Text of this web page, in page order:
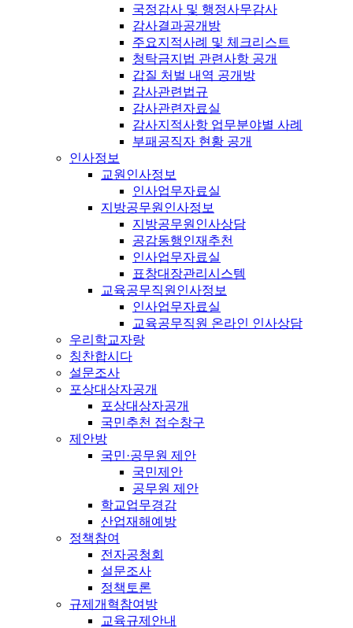
국정감사 및 행정사무감사
감사결과공개방
주요지적사례 및 체크리스트
청탁금지법 관련사항 공개
갑질 처벌 내역 공개방
감사관련법규
감사관련자료실
감사지적사항 업무분야별 사례
부패공직자 현황 공개
인사정보
교원인사정보
인사업무자료실
지방공무원인사정보
지방공무원인사상담
공감동행인재추천
인사업무자료실
표창대장관리시스템
교육공무직원인사정보
인사업무자료실
교육공무직원 온라인 인사상담
우리학교자랑
칭찬합시다
설문조사
포상대상자공개
포상대상자공개
국민추천 접수창구
제안방
국민·공무원 제안
국민제안
공무원 제안
학교업무경감
산업재해예방
정책참여
전자공청회
설문조사
정책토론
규제개혁참여방
교육규제안내